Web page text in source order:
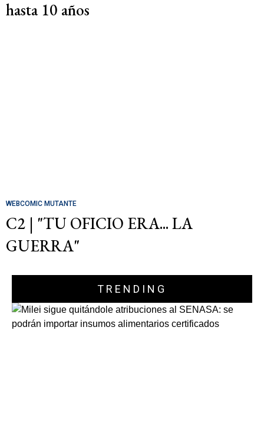
hasta 10 años
WEBCOMIC MUTANTE
C2 | "TU OFICIO ERA... LA
GUERRA"
TRENDING